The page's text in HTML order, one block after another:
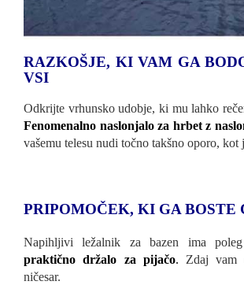
RAZKOŠJE, KI VAM GA
VSI
Odkrijte vrhunsko udobje, ki mu lahko
Fenomenalno naslonjalo za hrbet z
vašemu telesu nudi točno takšno oporo, kot
PRIPOMOČEK, KI GA BOSTE
Napihljivi ležalnik za bazen ima
praktično držalo za pijačo. Zdaj vam
ničesar.